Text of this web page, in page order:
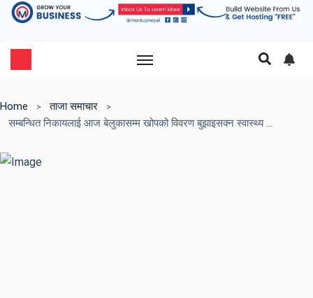
Home
ताजा समाचार
सम्बन्धित निकायलाई आज बेलुकासम्म खोपको विवरण बुझाइसक्न स्वास्थ्य मन्त्रालयको आग्रह